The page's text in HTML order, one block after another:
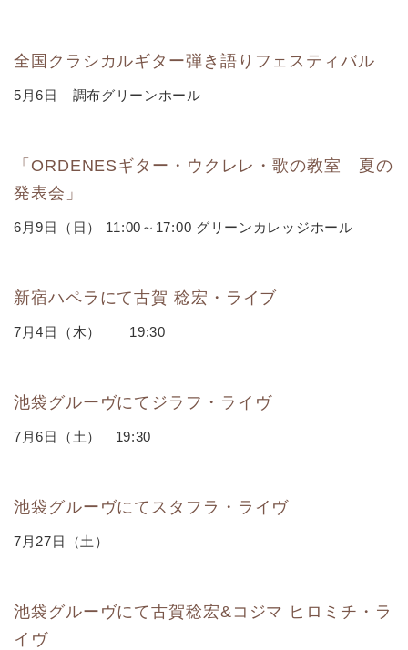
全国クラシカルギター弾き語りフェスティバル
5月6日 調布グリーンホール
「ORDENESギター・ウクレレ・歌の教室 夏の
発表会」
6月9日（日） 11:00～17:00 グリーンカレッジホール
新宿ハペラにて古賀 稔宏・ライブ
7月4日（木） 19:30
池袋グルーヴにてジラフ・ライヴ
7月6日（土） 19:30
池袋グルーヴにてスタフラ・ライヴ
7月27日（土）
池袋グルーヴにて古賀稔宏&コジマ ヒロミチ・ラ
イヴ